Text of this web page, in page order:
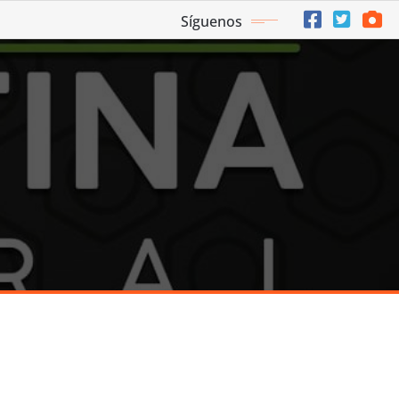
Síguenos